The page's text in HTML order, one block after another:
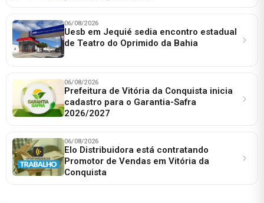
06/08/2026
Uesb em Jequié sedia encontro estadual
de Teatro do Oprimido da Bahia
06/08/2026
Prefeitura de Vitória da Conquista inicia
cadastro para o Garantia-Safra
2026/2027
06/08/2026
Elo Distribuidora está contratando
Promotor de Vendas em Vitória da
Conquista